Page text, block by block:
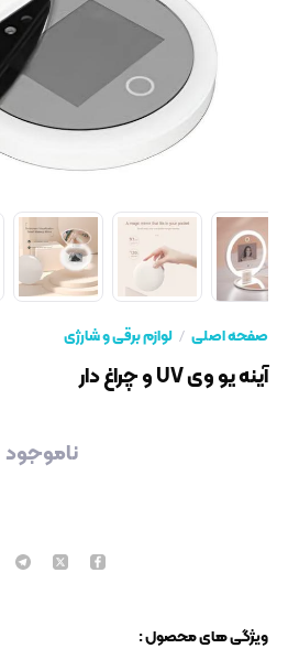
صفحه اصلی لوازم برقی و شارژی
آینه یو وی UV و چراغ دار
ناموجود
ویژگی های محصول :